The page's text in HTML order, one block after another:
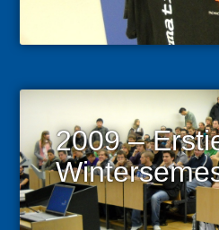
2009 –